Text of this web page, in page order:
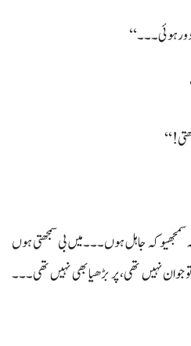
دور ہوئی۔۔۔‘‘
سمجھیو کہ جاہل ہوں۔۔۔ میں بی سمجھتی ہوں
نہیں تھی، پر بڑھیا بھی نہیں تھی۔۔۔